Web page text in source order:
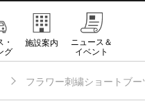
グ
施設案内
ニュース＆
イベント
フラワー刺繍ショートブー